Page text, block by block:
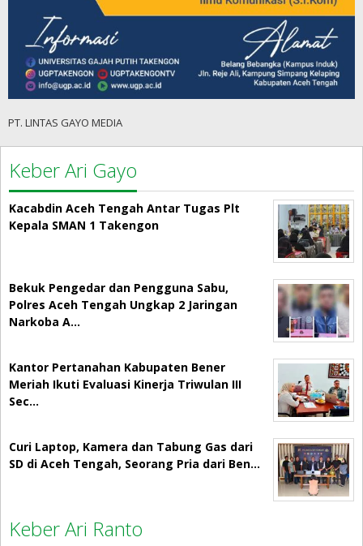
PT. LINTAS GAYO MEDIA
Keber Ari Gayo
Kacabdin Aceh Tengah Antar Tugas Plt
Kepala SMAN 1 Takengon
Bekuk Pengedar dan Pengguna Sabu,
Polres Aceh Tengah Ungkap 2 Jaringan
Narkoba A…
Kantor Pertanahan Kabupaten Bener
Meriah Ikuti Evaluasi Kinerja Triwulan III
Sec…
Curi Laptop, Kamera dan Tabung Gas dari
SD di Aceh Tengah, Seorang Pria dari Ben…
Keber Ari Ranto